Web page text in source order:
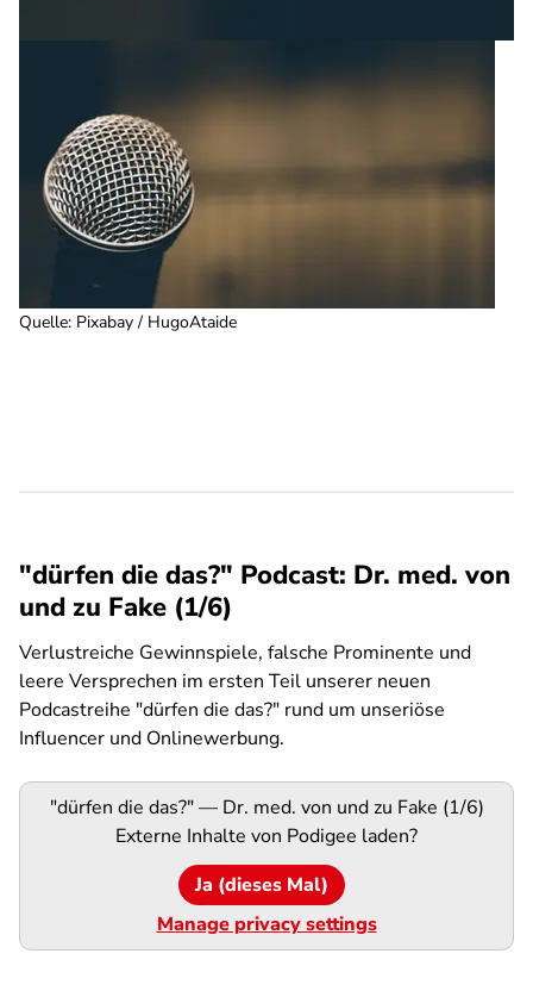
Quelle: Pixabay / HugoAtaide
"dürfen die das?" Podcast: Dr. med. von
und zu Fake (1/6)
Verlustreiche Gewinnspiele, falsche Prominente und
leere Versprechen im ersten Teil unserer neuen
Podcastreihe "dürfen die das?" rund um unseriöse
Influencer und Onlinewerbung.
Podigee-
"dürfen die das?" — Dr. med. von und zu Fake (1/6)
Externe Inhalte von Podigee laden?
Ja (dieses Mal)
Manage privacy settings